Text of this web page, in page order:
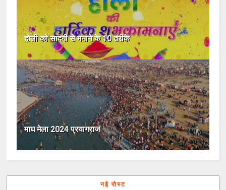
होली को सादगी से मनाने के 10 तरीके
माघ मेला 2024 प्रयागराज
नई पोस्ट